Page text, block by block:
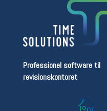
Professionel software til
revisionskontoret